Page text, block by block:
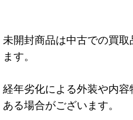
未開封商品は中古での買
ます。
経年劣化による外装や内
ある場合がございます。